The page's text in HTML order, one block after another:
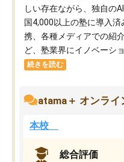
しい存在ながら、独自の
国4,000以上の塾に導入
携、各種メディアでの紹
ど、塾業界にイノベーシ
続きを読む
atama＋ オンライ
本校
総合評価